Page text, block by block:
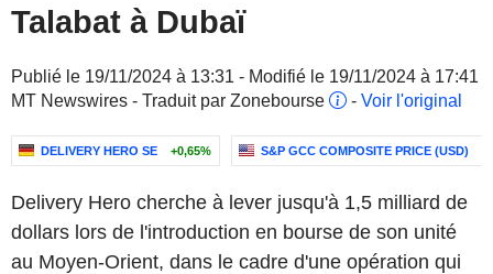
Talabat à Dubaï
Publié le 19/11/2024 à 13:31 - Modifié le 19/11/2024 à 17:41
MT Newswires - Traduit par Zonebourse
- Voir l'original
DELIVERY HERO SE +0,65% S&P GCC COMPOSITE PRICE (USD)
Delivery Hero cherche à lever jusqu'à 1,5 milliard de
dollars lors de l'introduction en bourse de son unité
au Moyen-Orient, dans le cadre d'une opération qui